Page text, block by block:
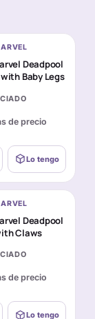
Deadpool
Baby Legs
de precio
Lo tengo
Deadpool
Claws
de precio
Lo tengo